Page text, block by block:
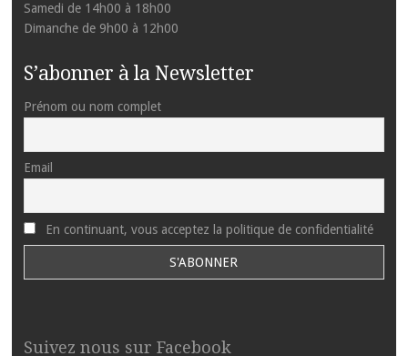
Samedi de 14h00 à 18h00
Dimanche de 9h00 à 12h00
S’abonner à la Newsletter
Prénom ou nom complet
Email
En continuant, vous acceptez la politique de confidentialité
Suivez nous sur Facebook